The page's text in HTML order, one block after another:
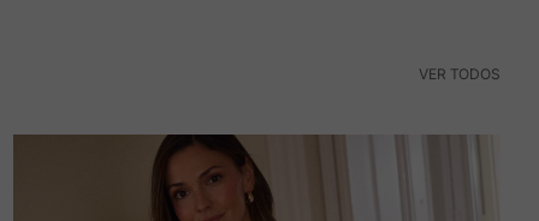
VER TODOS